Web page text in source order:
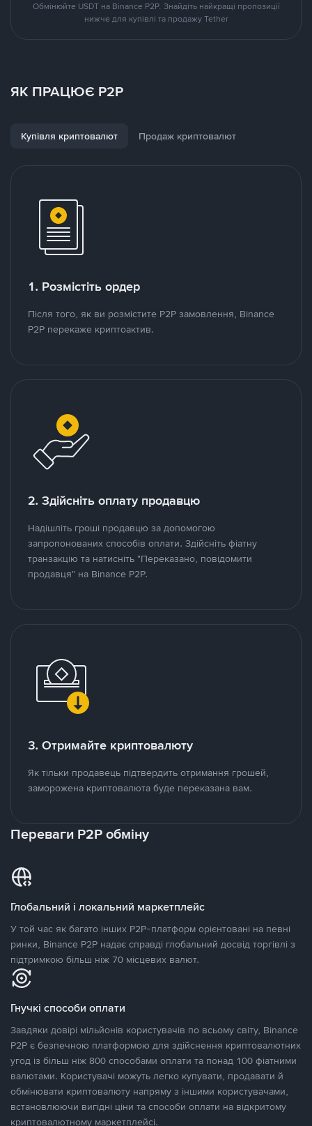
Обмінюйте USDT на Binance P2P. Знайдіть найкращі пропозиції
нижче для купівлі та продажу Tether
ЯК ПРАЦЮЄ P2P
Купівля криптовалют Продаж криптовалют
1. Розмістіть ордер
Після того, як ви розмістите P2P замовлення, Binance
P2P перекаже криптоактив.
2. Здійсніть оплату продавцю
Надішліть гроші продавцю за допомогою
запропонованих способів оплати. Здійсніть фіатну
транзакцію та натисніть "Переказано, повідомити
продавця" на Binance P2P.
3. Отримайте криптовалюту
Як тільки продавець підтвердить отримання грошей,
заморожена криптовалюта буде переказана вам.
Переваги P2P обміну
Глобальний і локальний маркетплейс
У той час як багато інших P2P-платформ орієнтовані на певні
ринки, Binance P2P надає справді глобальний досвід торгівлі з
підтримкою більш ніж 70 місцевих валют.
Гнучкі способи оплати
Завдяки довірі мільйонів користувачів по всьому світу, Binance
P2P є безпечною платформою для здійснення криптовалютних
угод із більш ніж 800 способами оплати та понад 100 фіатними
валютами. Користувачі можуть легко купувати, продавати й
обмінювати криптовалюту напряму з іншими користувачами,
встановлюючи вигідні ціни та способи оплати на відкритому
криптовалютному маркетплейсі.